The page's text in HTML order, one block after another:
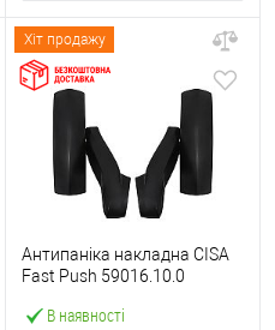
Хіт продажу
В наявності
Антипаніка накладна CISA
Fast Push 59016.10.0
штанги